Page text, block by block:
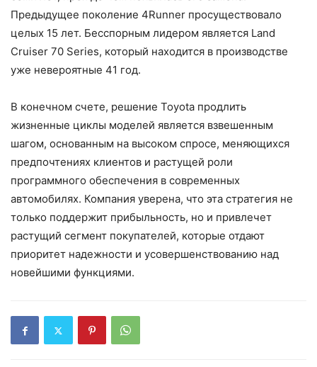
Предыдущее поколение 4Runner просуществовало
целых 15 лет. Бесспорным лидером является Land
Cruiser 70 Series, который находится в производстве
уже невероятные 41 год.
В конечном счете, решение Toyota продлить
жизненные циклы моделей является взвешенным
шагом, основанным на высоком спросе, меняющихся
предпочтениях клиентов и растущей роли
программного обеспечения в современных
автомобилях. Компания уверена, что эта стратегия не
только поддержит прибыльность, но и привлечет
растущий сегмент покупателей, которые отдают
приоритет надежности и усовершенствованию над
новейшими функциями.